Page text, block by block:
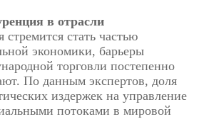
в отрасли
стремится стать частью
экономики, барьеры
торговли постепенно
По данным экспертов, доля
издержек на управление
потоками в мировой